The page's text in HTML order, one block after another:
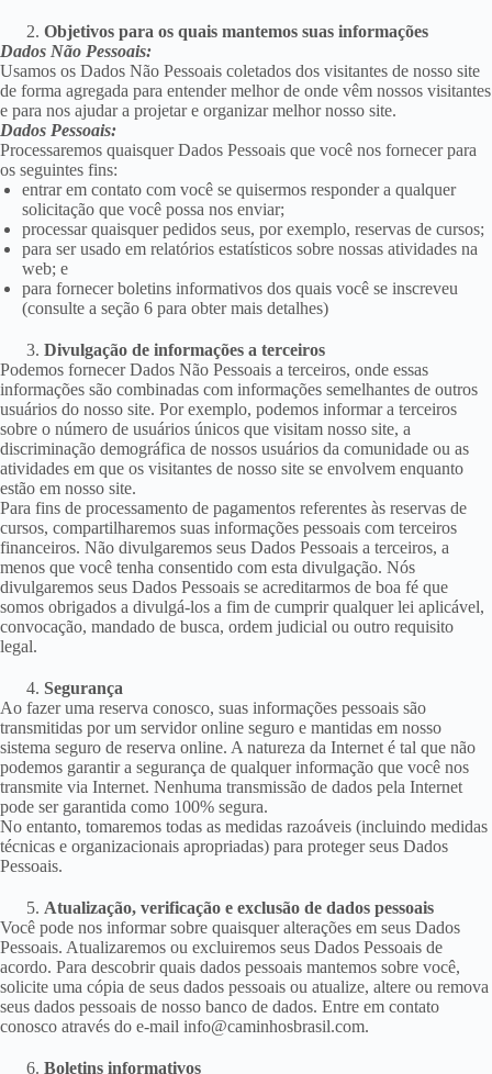
Objetivos para os quais mantemos suas informações
Dados Não Pessoais:
Usamos os Dados Não Pessoais coletados dos visitantes de nosso site
de forma agregada para entender melhor de onde vêm nossos visitantes
e para nos ajudar a projetar e organizar melhor nosso site.
Dados Pessoais:
Processaremos quaisquer Dados Pessoais que você nos fornecer para
os seguintes fins:
entrar em contato com você se quisermos responder a qualquer
solicitação que você possa nos enviar;
processar quaisquer pedidos seus, por exemplo, reservas de cursos;
para ser usado em relatórios estatísticos sobre nossas atividades na
web; e
para fornecer boletins informativos dos quais você se inscreveu
(consulte a seção 6 para obter mais detalhes)
Divulgação de informações a terceiros
Podemos fornecer Dados Não Pessoais a terceiros, onde essas
informações são combinadas com informações semelhantes de outros
usuários do nosso site. Por exemplo, podemos informar a terceiros
sobre o número de usuários únicos que visitam nosso site, a
discriminação demográfica de nossos usuários da comunidade ou as
atividades em que os visitantes de nosso site se envolvem enquanto
estão em nosso site.
Para fins de processamento de pagamentos referentes às reservas de
cursos, compartilharemos suas informações pessoais com terceiros
financeiros. Não divulgaremos seus Dados Pessoais a terceiros, a
menos que você tenha consentido com esta divulgação. Nós
divulgaremos seus Dados Pessoais se acreditarmos de boa fé que
somos obrigados a divulgá-los a fim de cumprir qualquer lei aplicável,
convocação, mandado de busca, ordem judicial ou outro requisito
legal.
Segurança
Ao fazer uma reserva conosco, suas informações pessoais são
transmitidas por um servidor online seguro e mantidas em nosso
sistema seguro de reserva online. A natureza da Internet é tal que não
podemos garantir a segurança de qualquer informação que você nos
transmite via Internet. Nenhuma transmissão de dados pela Internet
pode ser garantida como 100% segura.
No entanto, tomaremos todas as medidas razoáveis ​​(incluindo medidas
técnicas e organizacionais apropriadas) para proteger seus Dados
Pessoais.
Atualização, verificação e exclusão de dados pessoais
Você pode nos informar sobre quaisquer alterações em seus Dados
Pessoais. Atualizaremos ou excluiremos seus Dados Pessoais de
acordo. Para descobrir quais dados pessoais mantemos sobre você,
solicite uma cópia de seus dados pessoais ou atualize, altere ou remova
seus dados pessoais de nosso banco de dados. Entre em contato
conosco através do e-mail info@caminhosbrasil.com.
Boletins informativos